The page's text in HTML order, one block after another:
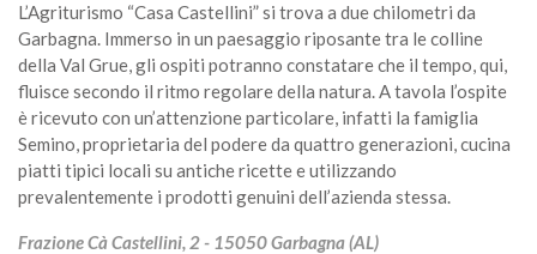
L’Agriturismo “Casa Castellini” si trova a due chilometri da
Garbagna. Immerso in un paesaggio riposante tra le colline
della Val Grue, gli ospiti potranno constatare che il tempo, qui,
fluisce secondo il ritmo regolare della natura. A tavola l’ospite
è ricevuto con un’attenzione particolare, infatti la famiglia
Semino, proprietaria del podere da quattro generazioni, cucina
piatti tipici locali su antiche ricette e utilizzando
prevalentemente i prodotti genuini dell’azienda stessa.
Frazione Cà Castellini, 2 - 15050 Garbagna (AL)